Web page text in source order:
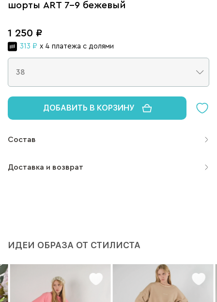
шорты ART 7-9 бежевый
1 250 ₽
313 ₽ x 4 платежа с долями
ДОБАВИТЬ В КОРЗИНУ
Состав
Доставка и возврат
ИДЕИ ОБРАЗА ОТ СТИЛИСТА